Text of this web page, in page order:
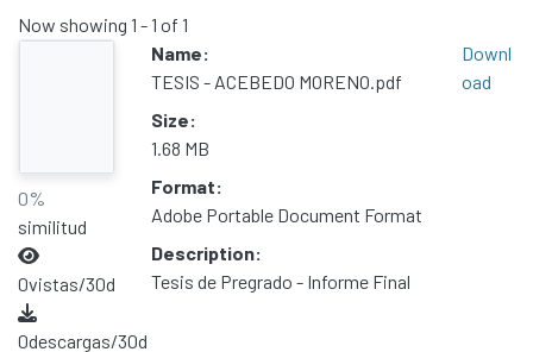
Now showing 1 - 1 of 1
0%
similitud
0vistas/30d
0descargas/30d
Name:
TESIS - ACEBEDO MORENO.pdf
Size:
1.68 MB
Format:
Adobe Portable Document Format
Description:
Tesis de Pregrado - Informe Final
Downl
oad